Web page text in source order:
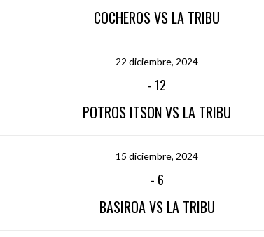
COCHEROS VS LA TRIBU
22 diciembre, 2024
-12
POTROS ITSON VS LA TRIBU
15 diciembre, 2024
- 6
BASIROA VS LA TRIBU